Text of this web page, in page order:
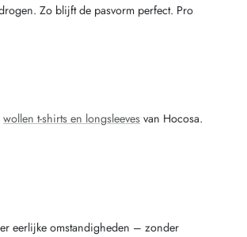
Zo blijft de pasvorm perfect. Pro
wollen t-shirts en longsleeves van Hocosa.
eerlijke omstandigheden – zonder